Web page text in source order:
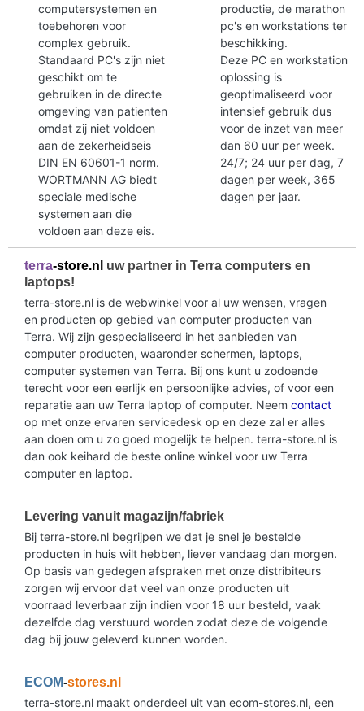
computersystemen en
toebehoren voor
complex gebruik.
Standaard PC's zijn niet
geschikt om te
gebruiken in de directe
omgeving van patienten
omdat zij niet voldoen
aan de zekerheidseis
DIN EN 60601-1 norm.
WORTMANN AG biedt
speciale medische
systemen aan die
voldoen aan deze eis.
productie, de marathon
pc's en workstations ter
beschikking.
Deze PC en workstation
oplossing is
geoptimaliseerd voor
intensief gebruik dus
voor de inzet van meer
dan 60 uur per week.
24/7; 24 uur per dag, 7
dagen per week, 365
dagen per jaar.
terra-store.nl uw partner in Terra computers en
laptops!
terra-store.nl is de webwinkel voor al uw wensen, vragen
en producten op gebied van computer producten van
Terra. Wij zijn gespecialiseerd in het aanbieden van
computer producten, waaronder schermen, laptops,
computer systemen van Terra. Bij ons kunt u zodoende
terecht voor een eerlijk en persoonlijke advies, of voor een
reparatie aan uw Terra laptop of computer. Neem contact
op met onze ervaren servicedesk op en deze zal er alles
aan doen om u zo goed mogelijk te helpen. terra-store.nl is
dan ook keihard de beste online winkel voor uw Terra
computer en laptop.
Levering vanuit magazijn/fabriek
Bij terra-store.nl begrijpen we dat je snel je bestelde
producten in huis wilt hebben, liever vandaag dan morgen.
Op basis van gedegen afspraken met onze distribiteurs
zorgen wij ervoor dat veel van onze producten uit
voorraad leverbaar zijn indien voor 18 uur besteld, vaak
dezelfde dag verstuurd worden zodat deze de volgende
dag bij jouw geleverd kunnen worden.
ECOM-stores.nl
terra-store.nl maakt onderdeel uit van ecom-stores.nl, een